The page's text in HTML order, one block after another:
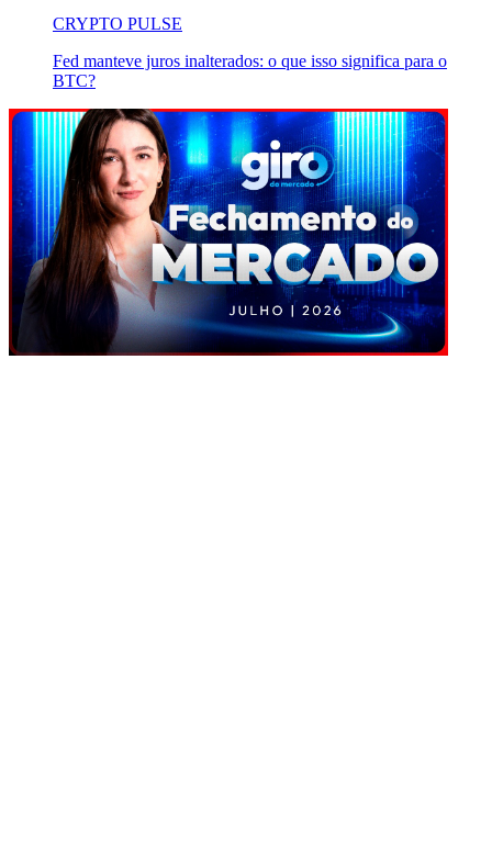
CRYPTO PULSE
Fed manteve juros inalterados: o que isso significa para o
BTC?